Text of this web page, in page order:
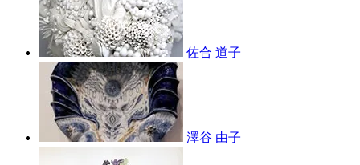
佐合 道子
澤谷 由子